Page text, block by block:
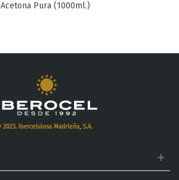
Acetona Pura (1000ml.)